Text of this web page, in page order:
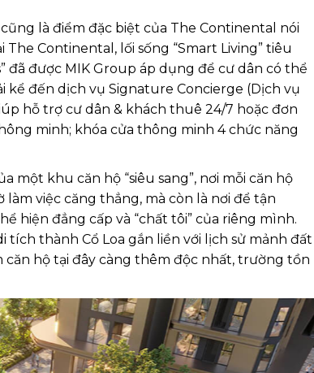
là điểm đặc biệt của The Continental nói
Continental, lối sống “Smart Living” tiêu
đã được MIK Group áp dụng để cư dân có thể
đến dịch vụ Signature Concierge (Dịch vụ
hỗ trợ cư dân & khách thuê 24/7 hoặc đơn
minh; khóa cửa thông minh 4 chức năng
một khu căn hộ “siêu sang”, nơi mỗi căn hộ
việc căng thẳng, mà còn là nơi để tận
hiện đẳng cấp và “chất tôi” của riêng mình.
thành Cổ Loa gắn liền với lịch sử mảnh đất
căn hộ tại đây càng thêm độc nhất, trường tồn